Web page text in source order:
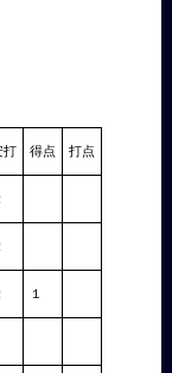
打 得点 打点
１